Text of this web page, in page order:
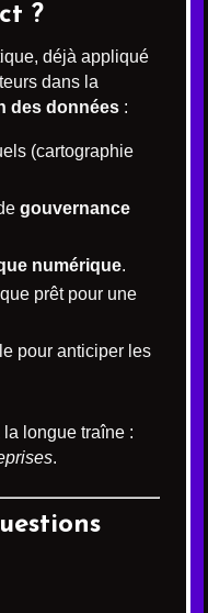
?
déjà appliqué
dans la
des données :
(cartographie
gouvernance
numérique.
prêt pour une
pour anticiper les
longue traîne :
.